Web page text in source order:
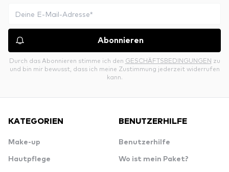
Abonnieren
Durch das Abonnieren stimme ich den GESCHÄFTSBEDINGUNGEN zu
und bin mir bewusst, dass ich meine Zustimmung jederzeit widerrufen
kann.
KATEGORIEN
Make-up
Hautpflege
BENUTZERHILFE
Benutzerhilfe
Wo ist mein Paket?